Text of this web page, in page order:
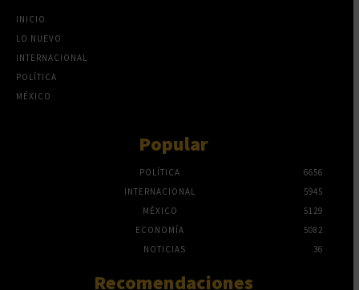
INICIO
LO NUEVO
INTERNACIONAL
POLÍTICA
MÉXICO
Popular
POLÍTICA
6656
INTERNACIONAL
5945
MÉXICO
5129
ECONOMÍA
5082
NOTICIAS
36
Recomendaciones